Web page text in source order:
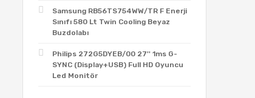
Samsung RB56TS754WW/TR F Enerji
Sınıfı 580 Lt Twin Cooling Beyaz
Buzdolabı
Philips 272G5DYEB/00 27'' 1ms G-
SYNC (Display+USB) Full HD Oyuncu
Led Monitör